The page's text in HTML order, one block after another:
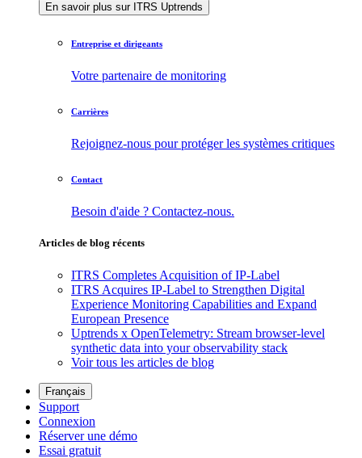
En savoir plus sur ITRS Uptrends
Entreprise et dirigeants
Votre partenaire de monitoring
Carrières
Rejoignez-nous pour protéger les systèmes critiques
Contact
Besoin d'aide ? Contactez-nous.
Articles de blog récents
ITRS Completes Acquisition of IP-Label
ITRS Acquires IP-Label to Strengthen Digital
Experience Monitoring Capabilities and Expand
European Presence
Uptrends x OpenTelemetry: Stream browser-level
synthetic data into your observability stack
Voir tous les articles de blog
Français
Support
Connexion
Réserver une démo
Essai gratuit